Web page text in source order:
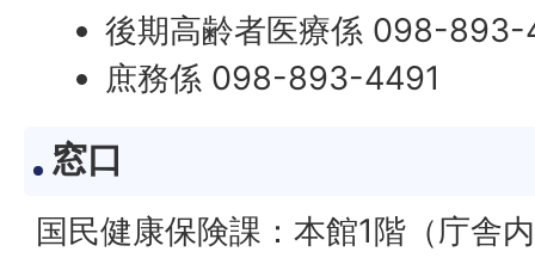
後期高齢者医療係 098-
庶務係 098-893-4491
窓口
国民健康保険課：本館1階（庁舎